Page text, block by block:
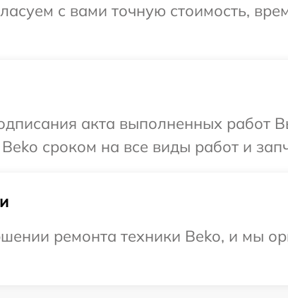
с вами точную стоимость,
акта выполненных работ
сроком на все виды работ и
ремонта техники Beko, и мы